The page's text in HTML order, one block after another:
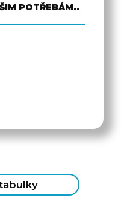
POTŘEBÁM..